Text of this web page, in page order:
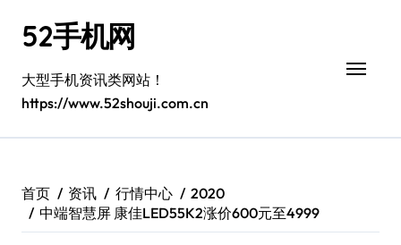
52手机网
大型手机资讯类网站！
https://www.52shouji.com.cn
首页 资讯 行情中心
2020
中端智慧屏 康佳LED55K2涨价600元至4999